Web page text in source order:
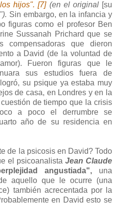
hijos". [7](en el original [su
Sin embargo, en la infancia y
figuras como el profesor Ben
Sussanah Prichard que se
compensadoras que dieron
a David (de la voluntad de
Fueron figuras que le
sus estudios fuera de
su psique ya estaba muy
de casa, en Londres y en la
de tiempo que la crisis
a poco el derrumbre se
año de su residencia en
de la psicosis en David? Todo
el psicoanalistaJean Claude
angustiada",una
aquello que le ocurre (una
también acrecentada por la
en David esto se